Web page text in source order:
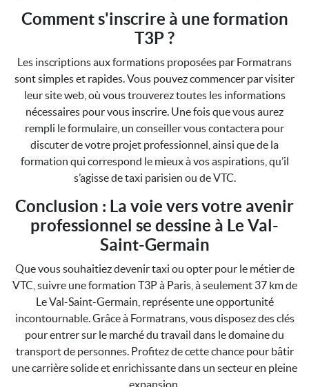
Comment s'inscrire à une formation
T3P ?
Les inscriptions aux formations proposées par Formatrans
sont simples et rapides. Vous pouvez commencer par visiter
leur site web, où vous trouverez toutes les informations
nécessaires pour vous inscrire. Une fois que vous aurez
rempli le formulaire, un conseiller vous contactera pour
discuter de votre projet professionnel, ainsi que de la
formation qui correspond le mieux à vos aspirations, qu’il
s’agisse de taxi parisien ou de VTC.
Conclusion : La voie vers votre avenir
professionnel se dessine à Le Val-
Saint-Germain
Que vous souhaitiez devenir taxi ou opter pour le métier de
VTC, suivre une formation T3P à Paris, à seulement 37 km de
Le Val-Saint-Germain, représente une opportunité
incontournable. Grâce à Formatrans, vous disposez des clés
pour entrer sur le marché du travail dans le domaine du
transport de personnes. Profitez de cette chance pour bâtir
une carrière solide et enrichissante dans un secteur en pleine
expansion.